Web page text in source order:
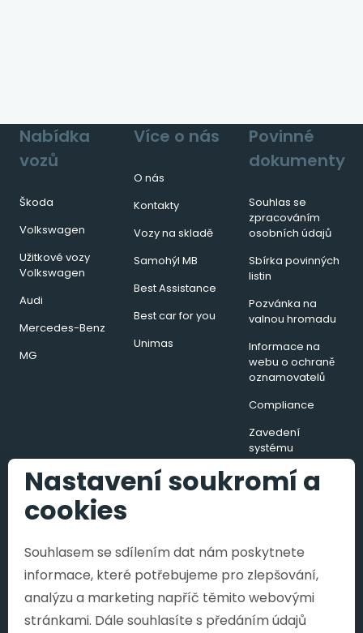
Nastavení soukromí a
cookies
Souhlasem se sdílením dat nám poskytnete
informace, které potřebujeme pro zlepšování,
analýzu a marketing napříč těmito webovými
stránkami. Dále souhlasíte s předáním údajů
Copyright © 2026, SAMOHÝL MOTOR a.s.
SAMOHÝL MOTOR a.s., se sídlem třída
Tomáše Bati 642, 763 02 Zlín, IČO: 255 111
Nabídka
vozů
Škoda
Volkswagen
Užitkové vozy
Volkswagen
Audi
Mercedes-Benz
MG
Více o nás
O nás
Kontakty
Vozy na skladě
Samohýl MB
Best Assistance
Best car for you
Unimas
Povinné
dokumenty
Souhlas se
zpracováním
osobních údajů
Sbírka povinných
listin
Pozvánka na
valnou hromadu
Informace na
webu o ochraně
oznamovatelů
Compliance
Zavedení
systému
hospodaření s
energií v podobě
energetického